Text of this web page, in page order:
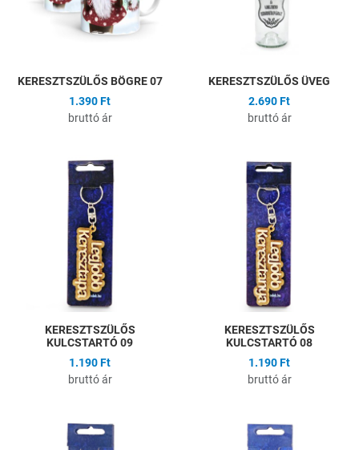
KERESZTSZÜLŐS BÖGRE 07
1.390 Ft
bruttó ár
KERESZTSZÜLŐS ÜVEG
2.690 Ft
bruttó ár
Hozzáadás a kívánságlistához
Összehasonlítás
KERESZTSZÜLŐS
KULCSTARTÓ 09
1.190 Ft
bruttó ár
KERESZTSZÜLŐS
KULCSTARTÓ 08
1.190 Ft
bruttó ár
Hozzáadás a kívánságlistához